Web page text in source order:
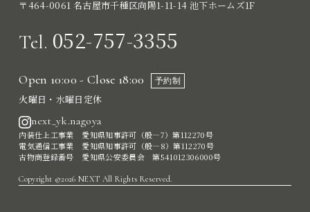
〒464-0061 名古屋市千種区向陽1-11-14 池下ホームズ1F
Tel. 052-757-3355
Open 10:00 - Close 18:00 予約制
火曜日・水曜日定休
next_yk.nagoya
内装仕上工事業 愛知県知事許可（般―7）第112270号
電気通信工事業 愛知県知事許可（般―8）第112270号
古物商登録番号 愛知県公安委員会 第541012306000号
Copyright ©2026 NEXT All Rights Reserved.